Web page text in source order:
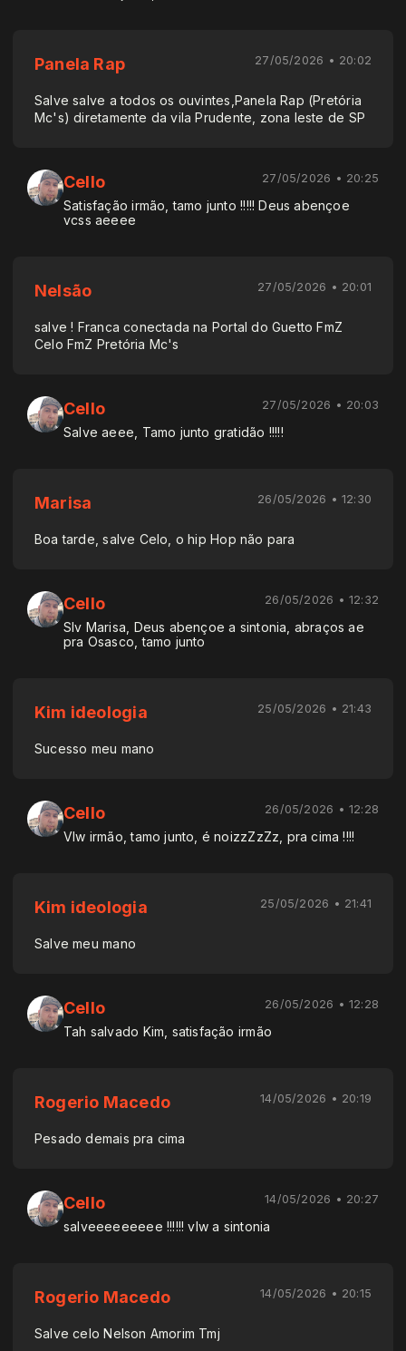
Panela Rap 27/05/2026 • 20:02
Salve salve a todos os ouvintes,Panela Rap (Pretória
Mc's) diretamente da vila Prudente, zona leste de SP
Cello 27/05/2026 • 20:25
Satisfação irmão, tamo junto !!!!! Deus abençoe
vcss aeeee
Nelsão 27/05/2026 • 20:01
salve ! Franca conectada na Portal do Guetto FmZ
Celo FmZ Pretória Mc's
Cello 27/05/2026 • 20:03
Salve aeee, Tamo junto gratidão !!!!!
Marisa 26/05/2026 • 12:30
Boa tarde, salve Celo, o hip Hop não para
Cello 26/05/2026 • 12:32
Slv Marisa, Deus abençoe a sintonia, abraços ae
pra Osasco, tamo junto
Kim ideologia 25/05/2026 • 21:43
Sucesso meu mano
Cello 26/05/2026 • 12:28
Vlw irmão, tamo junto, é noizzZzZz, pra cima !!!!
Kim ideologia 25/05/2026 • 21:41
Salve meu mano
Cello 26/05/2026 • 12:28
Tah salvado Kim, satisfação irmão
Rogerio Macedo 14/05/2026 • 20:19
Pesado demais pra cima
Cello 14/05/2026 • 20:27
salveeeeeeeee !!!!!! vlw a sintonia
Rogerio Macedo 14/05/2026 • 20:15
Salve celo Nelson Amorim Tmj